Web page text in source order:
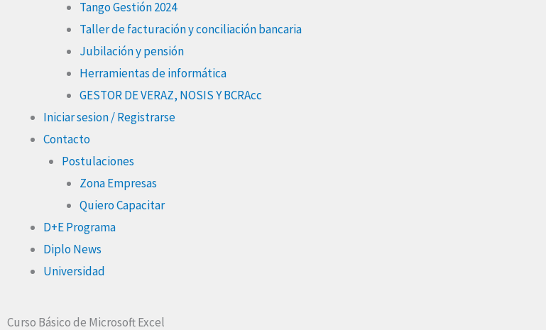
Tango Gestión 2024
Taller de facturación y conciliación bancaria
Jubilación y pensión
Herramientas de informática
GESTOR DE VERAZ, NOSIS Y BCRAcc
Iniciar sesion / Registrarse
Contacto
Postulaciones
Zona Empresas
Quiero Capacitar
D+E Programa
Diplo News
Universidad
Curso Básico de Microsoft Excel